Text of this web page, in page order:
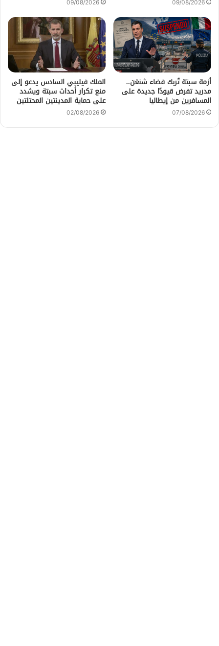
09/08/2026
09/08/2026
أزمة سبتة تُربك فضاء شنغن..
مدريد تفرض قيودًا جديدة على
المسافرين من إيطاليا
07/08/2026
الملك فيليبي السادس يدعو إلى
منع تكرار أحداث سبتة ويشدد
على حماية المدينتين المحتلتين
02/08/2026